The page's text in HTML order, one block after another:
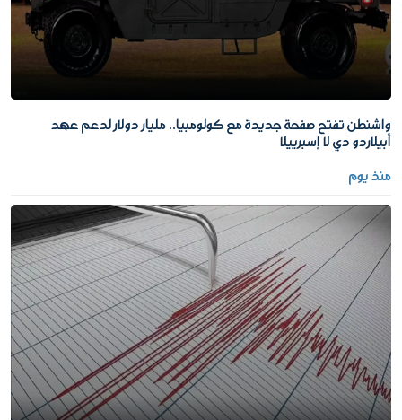
واشنطن تفتح صفحة جديدة مع كولومبيا.. مليار دولار لدعم عهد
أبيلاردو دي لا إسبرييلا
منذ يوم